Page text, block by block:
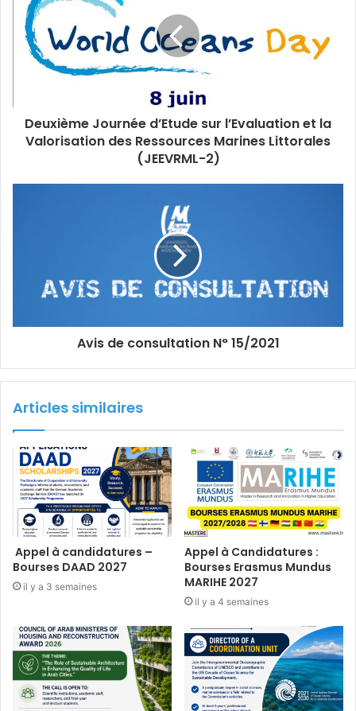
Deuxième Journée d’Etude sur l’Evaluation et la
Valorisation des Ressources Marines Littorales
(JEEVRML-2)
Avis de consultation N° 15/2021
Articles similaires
Appel à candidatures –
Bourses DAAD 2027
il y a 3 semaines
Appel à Candidatures :
Bourses Erasmus Mundus
MARIHE 2027
il y a 4 semaines